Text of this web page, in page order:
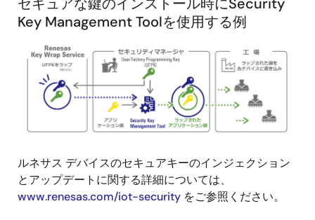
セキュアな鍵のインストール時にSecurity
Key Management Toolを使用する例
ルネサス デバイスのセキュアキーのインジェクション
とアップデートに関する詳細については、
www.renesas.com/iot-security をご参照ください。